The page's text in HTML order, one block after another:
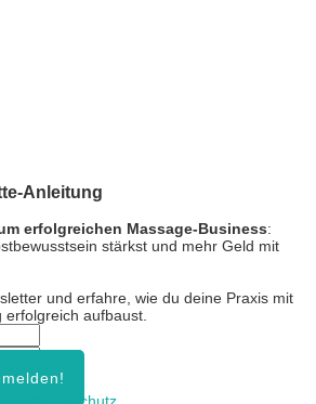
Anleitung
erfolgreichen Massage-Business:
stärkst und mehr Geld mit
und erfahre, wie du deine Praxis mit
erfolgreich aufbaust.